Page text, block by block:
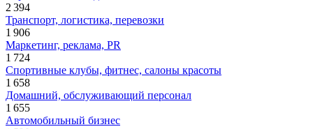
2 394
Транспорт, логистика, перевозки
1 906
Маркетинг, реклама, PR
1 724
Спортивные клубы, фитнес, салоны красоты
1 658
Домашний, обслуживающий персонал
1 655
Автомобильный бизнес